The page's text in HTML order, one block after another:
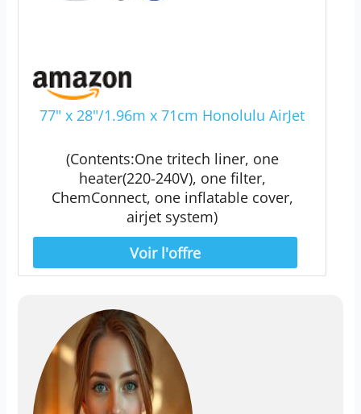
77" x 28"/1.96m x 71cm Honolulu AirJet
(Contents:One tritech liner, one
heater(220-240V), one filter,
ChemConnect, one inflatable cover,
airjet system)